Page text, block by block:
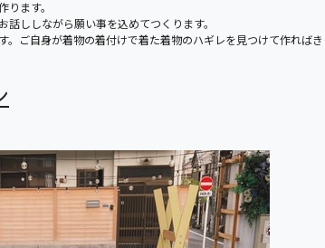
ります。
話ししながら願い事を込めてつくります。
。
ご自身が着物の着付けで着た着物のハギレを見つけて作ればき